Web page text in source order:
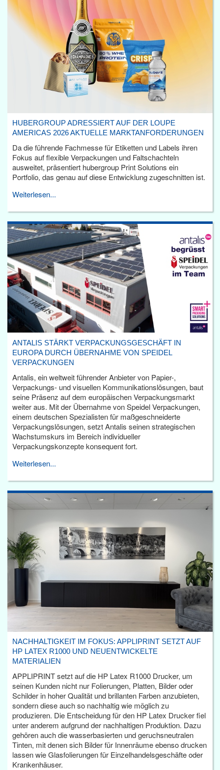
HUBERGROUP ADRESSIERT AUF DER LOUPE
AMERICAS 2026 AKTUELLE MARKTANFORDERUNGEN
Da die führende Fachmesse für Etiketten und Labels ihren
Fokus auf flexible Verpackungen und Faltschachteln
ausweitet, präsentiert hubergroup Print Solutions ein
Portfolio, das genau auf diese Entwicklung zugeschnitten ist.
Weiterlesen...
ANTALIS STÄRKT VERPACKUNGSGESCHÄFT IN
EUROPA DURCH ÜBERNAHME VON SPEIDEL
VERPACKUNGEN
Antalis, ein weltweit führender Anbieter von Papier-,
Verpackungs- und visuellen Kommunikationslösungen, baut
seine Präsenz auf dem europäischen Verpackungsmarkt
weiter aus. Mit der Übernahme von Speidel Verpackungen,
einem deutschen Spezialisten für maßgeschneiderte
Verpackungslösungen, setzt Antalis seinen strategischen
Wachstumskurs im Bereich individueller
Verpackungskonzepte konsequent fort.
Weiterlesen...
NACHHALTIGKEIT IM FOKUS: APPLIPRINT SETZT AUF
HP LATEX R1000 UND NEUENTWICKELTE
MATERIALIEN
APPLIPRINT setzt auf die HP Latex R1000 Drucker, um
seinen Kunden nicht nur Folierungen, Platten, Bilder oder
Schilder in hoher Qualität und brillanten Farben anzubieten,
sondern diese auch so nachhaltig wie möglich zu
produzieren. Die Entscheidung für den HP Latex Drucker fiel
unter anderem aufgrund der nachhaltigen Produktion. Dazu
gehören auch die wasserbasierten und geruchsneutralen
Tinten, mit denen sich Bilder für Innenräume ebenso drucken
lassen wie Glasfolierungen für Einzelhandelsgeschäfte oder
Krankenhäuser.